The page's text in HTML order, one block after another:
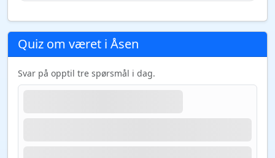
Quiz om været i Åsen
Svar på opptil tre spørsmål i dag.